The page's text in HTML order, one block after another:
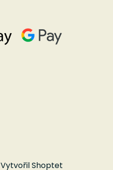
Vytvořil Shoptet